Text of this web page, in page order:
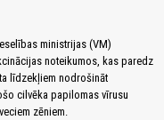
ministrijas (VM)
noteikumos, kas paredz
līdzekļiem nodrošināt
cilvēka papilomas vīrusu
zēniem.